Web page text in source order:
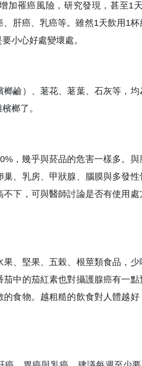
加罹癌風險，研究發現，甚至1
肝癌、乳癌等。雖然1天飲用1
小心好處變壞處。
鹼）、荖花、荖葉、石灰等，
榔了。
，幾乎與菸品的危害一樣多。與
、乳房、甲狀腺、腦膜與多發
下，可與醫師討論是否有使用
、堅果、五榖、根莖類食品，
中的茄紅素也對攝護腺癌有一
食物。越粗糙的飲食對人體越